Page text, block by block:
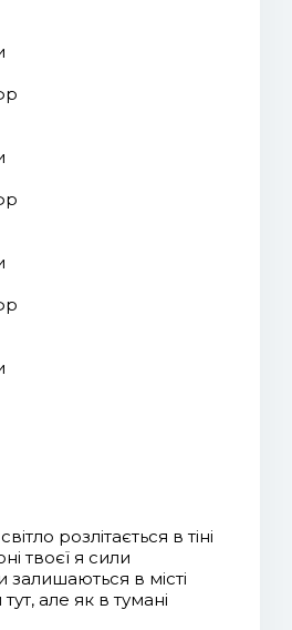
розлітається в тіні
твоєї я сили
залишаються в місті
але як в тумані